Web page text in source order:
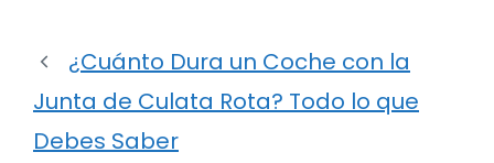
¿Cuánto Dura un Coche con la
Junta de Culata Rota? Todo lo que
Debes Saber